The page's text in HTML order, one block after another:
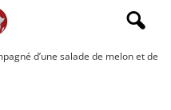
d’une salade de melon et de